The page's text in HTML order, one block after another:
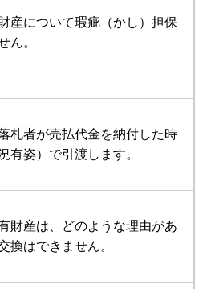
産について瑕疵（かし）担保
ん。
札者が売払代金を納付した時
有姿）で引渡します。
財産は、どのような理由があ
換はできません。